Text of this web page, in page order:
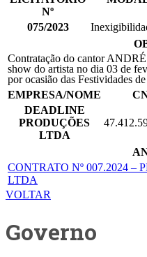
Nº
075/2023
Contratação do cantor
show do artista no dia 03 de
por ocasião das Festividades
EMPRESA/NOME
DEADLINE
PRODUÇÕES
LTDA
CONTRATO Nº 007.2024 –
LTDA
VOLTAR
Governo